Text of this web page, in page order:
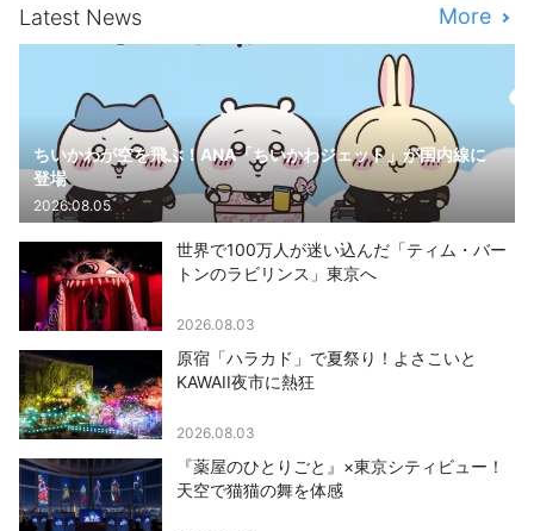
Latest News More
ちいかわが空を飛ぶ！ANA「ちいかわジェット」が国内線に
登場
2026.08.05
世界で100万人が迷い込んだ「ティム・バー
トンのラビリンス」東京へ
2026.08.03
原宿「ハラカド」で夏祭り！よさこいと
KAWAII夜市に熱狂
2026.08.03
『薬屋のひとりごと』×東京シティビュー！
天空で猫猫の舞を体感